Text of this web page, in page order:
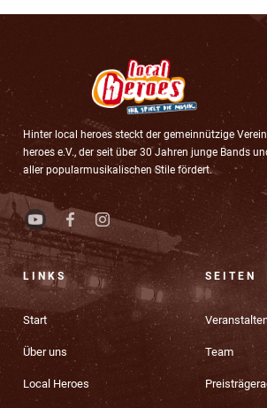
Hinter local heroes steckt der gemeinnützige
heroes e.V., der seit über 30 Jahren junge Bands
aller popularmusikalischen Stile fördert.
LINKS
Start
Über uns
Local Heroes
SEITEN
Team